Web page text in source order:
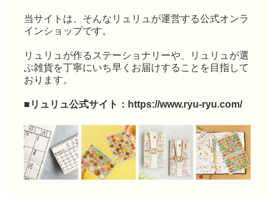
当サイトは、そんなリュリュが運営する公式オンラ
インショップです。
リュリュが作るステーショナリーや、リュリュが選
ぶ雑貨を丁寧にいち早くお届けすることを目指して
おります。
■リュリュ公式サイト： https://www.ryu-ryu.com/